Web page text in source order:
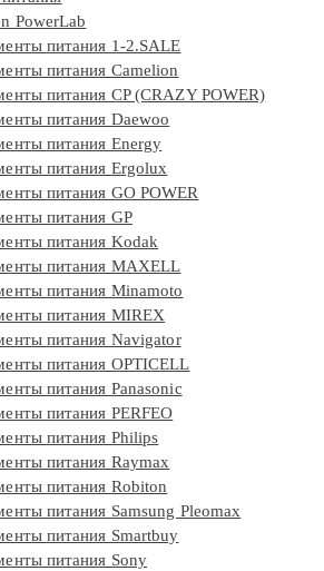
PowerLab
питания 1-2.SALE
питания Camelion
питания CP (CRAZY POWER)
питания Daewoo
питания Energy
питания Ergolux
питания GO POWER
питания GP
питания Kodak
питания MAXELL
питания Minamoto
питания MIREX
питания Navigator
питания OPTICELL
питания Panasonic
питания PERFEO
питания Philips
питания Raymax
питания Robiton
питания Samsung Pleomax
питания Smartbuy
питания Sony